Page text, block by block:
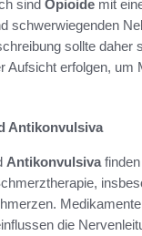
sind Opioide mit
schwerwiegenden
sollte daher
Aufsicht erfolgen, um
Antikonvulsiva
Antikonvulsivafinden
die